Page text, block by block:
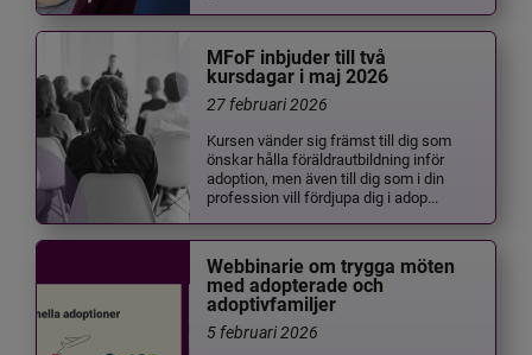
MFoF inbjuder till två
kursdagar i maj 2026
27 februari 2026
Kursen vänder sig främst till dig som
önskar hålla föräldrautbildning inför
adoption, men även till dig som i din
profession vill fördjupa dig i adop...
Webbinarie om trygga möten
med adopterade och
adoptivfamiljer
5 februari 2026